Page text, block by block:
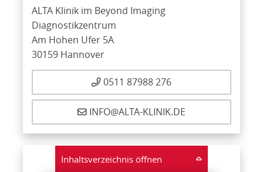
Inhaltsverzeichnis öffnen
ALTA Klinik im Beyond Imaging
Diagnostikzentrum
Am Hohen Ufer 5A
30159 Hannover
0511 87988 276
INFO@ALTA-KLINIK.DE